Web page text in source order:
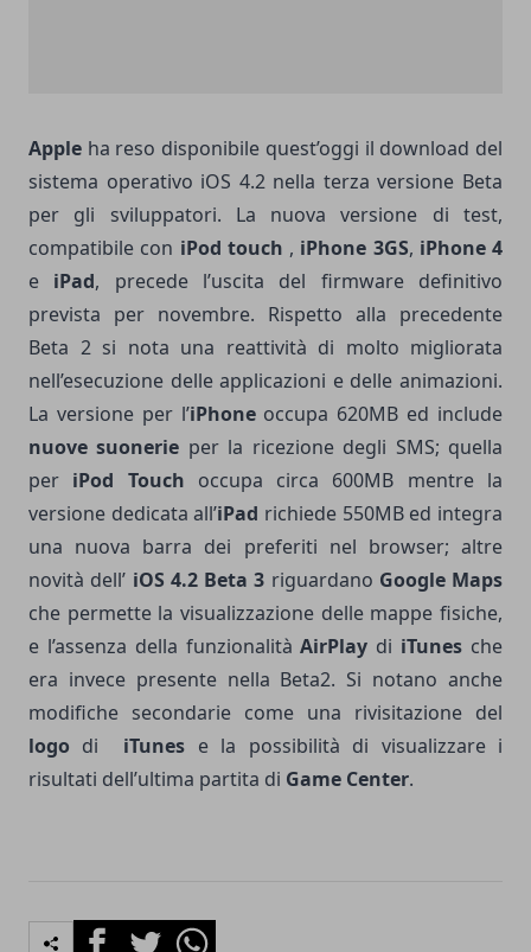
Apple ha reso disponibile quest’oggi il download del
sistema operativo iOS 4.2 nella terza versione Beta
per gli sviluppatori. La nuova versione di test,
compatibile con iPod touch , iPhone 3GS, iPhone 4
e iPad, precede l’uscita del firmware definitivo
prevista per novembre. Rispetto alla precedente
Beta 2 si nota una reattività di molto migliorata
nell’esecuzione delle applicazioni e delle animazioni.
La versione per l’iPhoneoccupa 620MB ed include
nuove suonerie per la ricezione degli SMS; quella
per iPod Touch occupa circa 600MB mentre la
versione dedicata all’iPad richiede 550MB ed integra
una nuova barra dei preferiti nel browser; altre
novità dell’ iOS 4.2 Beta 3 riguardano Google Maps
che permette la visualizzazione delle mappe fisiche,
e l’assenza della funzionalitàAirPlay di iTunes che
era invece presente nella Beta2. Si notano anche
modifiche secondarie come una rivisitazione del
logo di iTunes e la possibilità di visualizzare i
risultati dell’ultima partita di Game Center.
FacebookTwitterWhatsapp